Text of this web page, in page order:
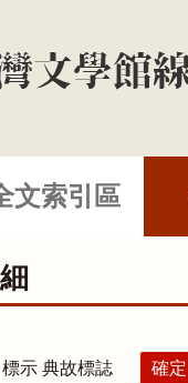
文索引區
標示 典故標誌